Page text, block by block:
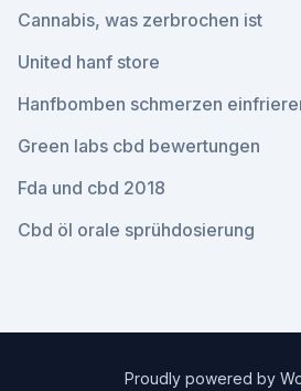
Cannabis, was zerbrochen ist
United hanf store
Hanfbomben schmerzen
Green labs cbd bewertungen
Fda und cbd 2018
Cbd öl orale sprühdosierung
Proudly powered by